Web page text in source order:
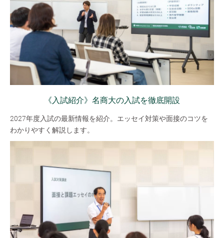
《入試紹介》名商大の入試を徹底開設
2027年度入試の最新情報を紹介。エッセイ対策や面接のコツを
わかりやすく解説します。